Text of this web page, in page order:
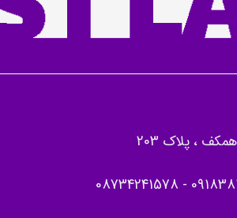
، پلاک 203
-
08734241578